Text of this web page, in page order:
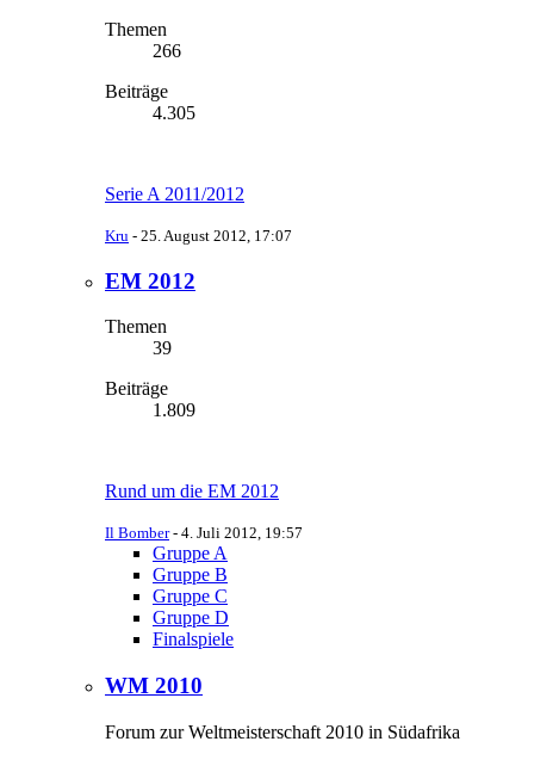
Themen
266
Beiträge
4.305
Serie A 2011/2012
Kru - 25. August 2012, 17:07
EM 2012
Themen
39
Beiträge
1.809
Rund um die EM 2012
Il Bomber- 4. Juli 2012, 19:57
Gruppe A
Gruppe B
Gruppe C
Gruppe D
Finalspiele
WM 2010
Forum zur Weltmeisterschaft 2010 in Südafrika